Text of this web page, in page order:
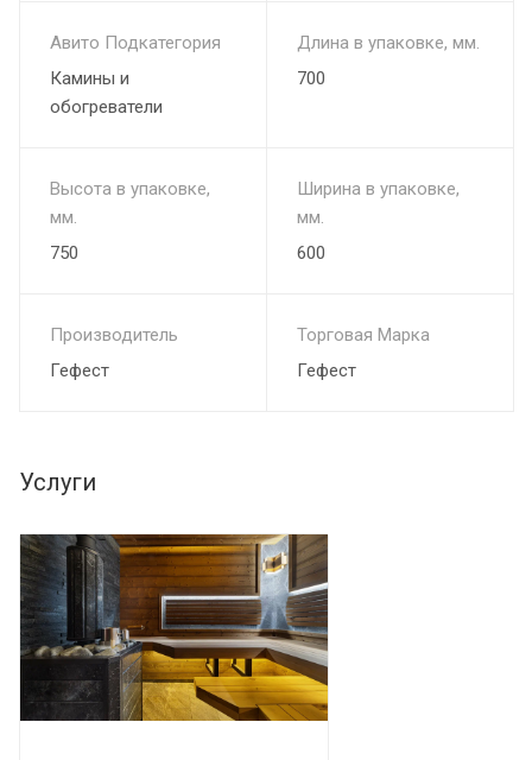
Авито Подкатегория
Камины и
обогреватели
Длина в упаковке, мм.
700
Высота в упаковке,
мм.
750
Ширина в упаковке,
мм.
600
Производитель
Гефест
Торговая Марка
Гефест
Услуги